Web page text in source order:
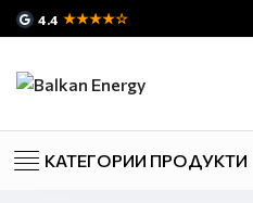
4.4 ★★★★☆
КАТЕГОРИИ ПРОДУКТИ